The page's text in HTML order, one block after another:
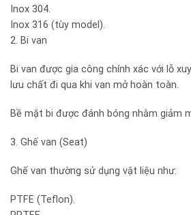
Inox 304.
Inox 316 (tùy model).
2. Bi van
Bi van được gia công chính xác với lỗ
lưu chất đi qua khi van mở hoàn toàn.
Bề mặt bi được đánh bóng nhằm giảm
3. Ghế van (Seat)
Ghế van thường sử dụng vật liệu như:
PTFE (Teflon).